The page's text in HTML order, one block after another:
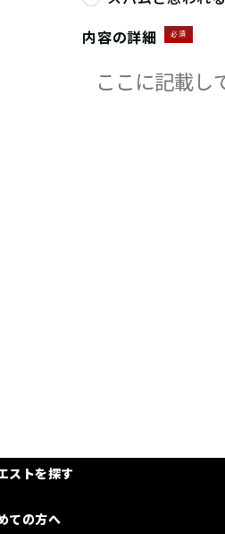
内容の詳細
必須
ストを探す
ての方へ